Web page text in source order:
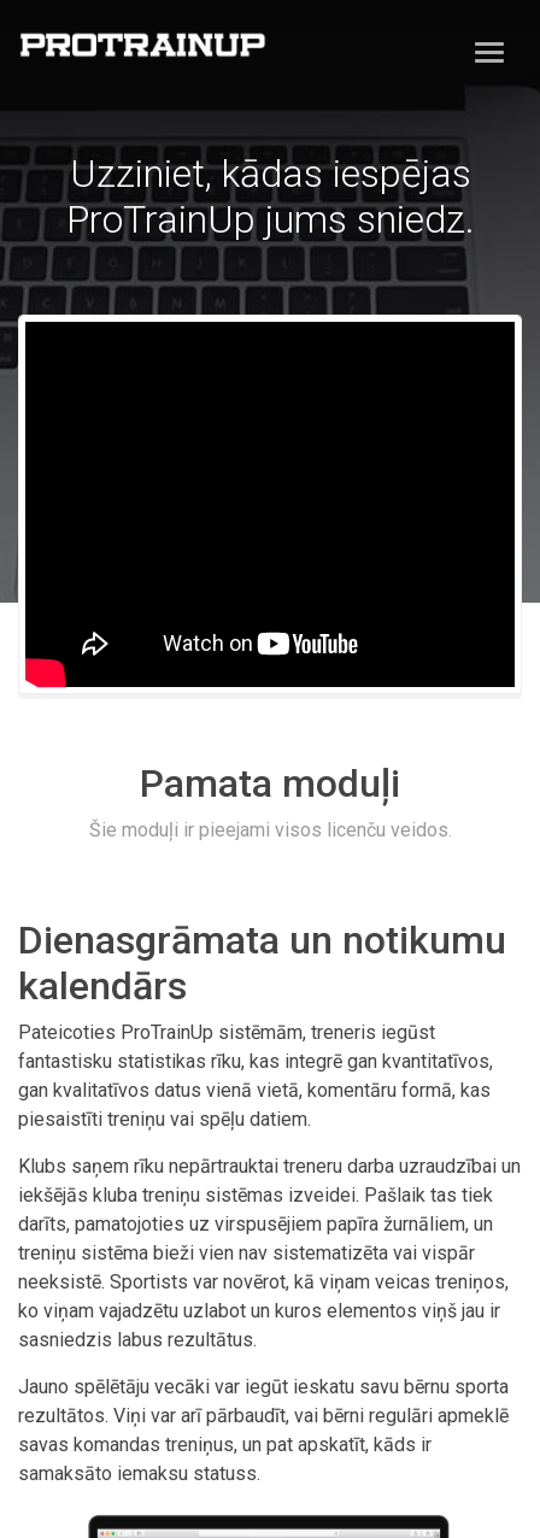
Uzziniet, kādas iespējas
ProTrainUp jums sniedz.
Pamata moduļi
Šie moduļi ir pieejami visos licenču veidos.
Dienasgrāmata un notikumu
kalendārs
Pateicoties ProTrainUp sistēmām, treneris iegūst
fantastisku statistikas rīku, kas integrē gan kvantitatīvos,
gan kvalitatīvos datus vienā vietā, komentāru formā, kas
piesaistīti treniņu vai spēļu datiem.
Klubs saņem rīku nepārtrauktai treneru darba uzraudzībai un
iekšējās kluba treniņu sistēmas izveidei. Pašlaik tas tiek
darīts, pamatojoties uz virspusējiem papīra žurnāliem, un
treniņu sistēma bieži vien nav sistematizēta vai vispār
neeksistē. Sportists var novērot, kā viņam veicas treniņos,
ko viņam vajadzētu uzlabot un kuros elementos viņš jau ir
sasniedzis labus rezultātus.
Jauno spēlētāju vecāki var iegūt ieskatu savu bērnu sporta
rezultātos. Viņi var arī pārbaudīt, vai bērni regulāri apmeklē
savas komandas treniņus, un pat apskatīt, kāds ir
samaksāto iemaksu statuss.